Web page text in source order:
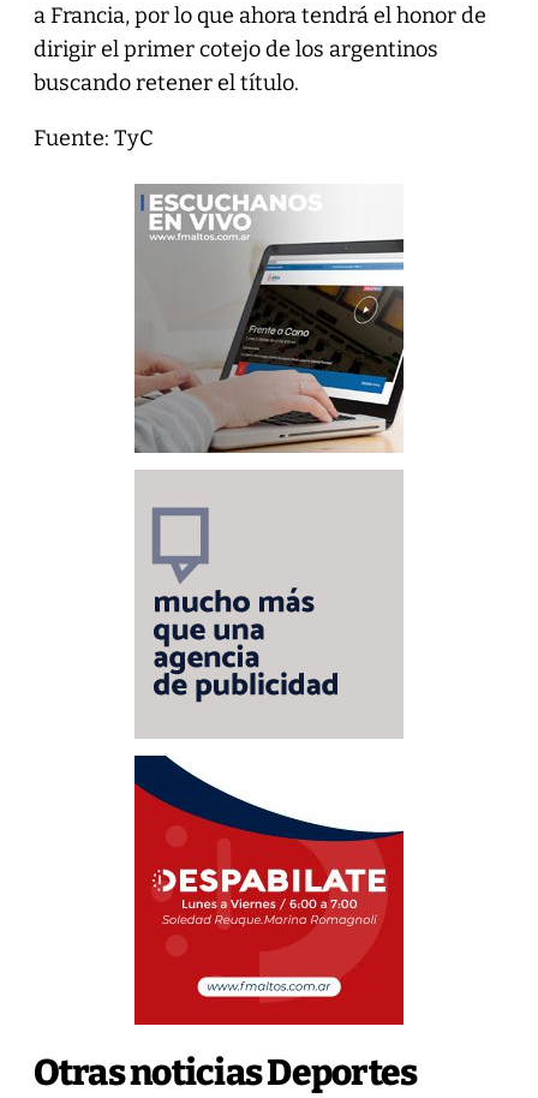
a Francia, por lo que ahora tendrá el honor de
dirigir el primer cotejo de los argentinos
buscando retener el título.
Fuente: TyC
Otras noticias Deportes